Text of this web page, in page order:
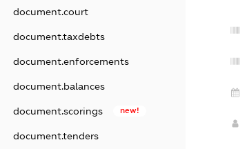
document.court
document.taxdebts
document.enforcements
document.balances
document.scorings new!
document.tenders